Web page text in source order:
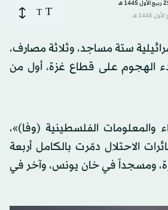
T
T
ستة مساجد، وثلاثة مصارف،
الهجوم على قطاع غزة، أول من
والمعلومات الفلسطينية (وفا)»،
الاحتلال دمّرت بالكامل أربعة
ومسجداً في خان يونس، وآخر في